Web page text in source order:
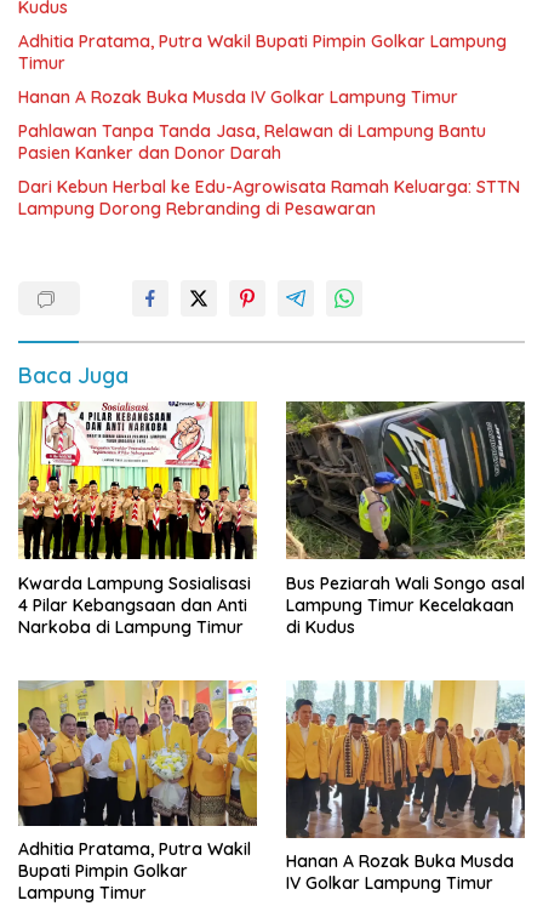
Kudus
Adhitia Pratama, Putra Wakil Bupati Pimpin Golkar Lampung
Timur
Hanan A Rozak Buka Musda IV Golkar Lampung Timur
Pahlawan Tanpa Tanda Jasa, Relawan di Lampung Bantu
Pasien Kanker dan Donor Darah
Dari Kebun Herbal ke Edu-Agrowisata Ramah Keluarga: STTN
Lampung Dorong Rebranding di Pesawaran
Baca Juga
Kwarda Lampung Sosialisasi
4 Pilar Kebangsaan dan Anti
Narkoba di Lampung Timur
Bus Peziarah Wali Songo asal
Lampung Timur Kecelakaan
di Kudus
Adhitia Pratama, Putra Wakil
Bupati Pimpin Golkar
Lampung Timur
Hanan A Rozak Buka Musda
IV Golkar Lampung Timur